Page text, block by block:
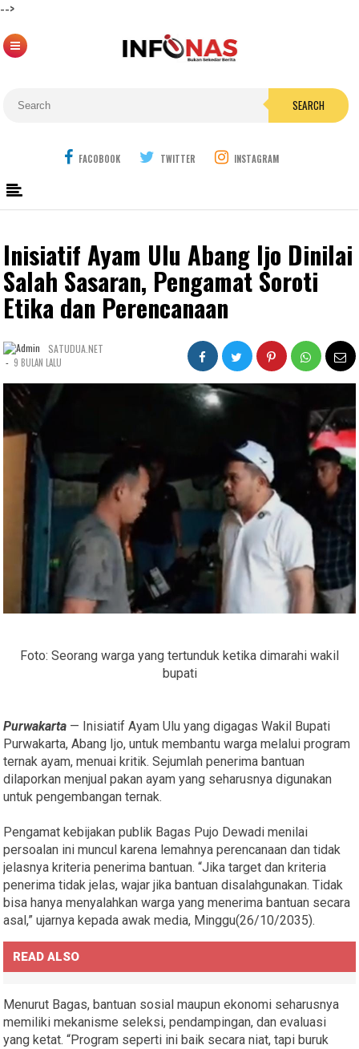
-->
SEARCH
FACOBOOK TWITTER INSTAGRAM
Inisiatif Ayam Ulu Abang Ijo Dinilai
Salah Sasaran, Pengamat Soroti
Etika dan Perencanaan
SATUDUA.NET
- 9 BULAN LALU
Foto: Seorang warga yang tertunduk ketika dimarahi wakil
bupati
Purwakarta — Inisiatif Ayam Ulu yang digagas Wakil Bupati
Purwakarta, Abang Ijo, untuk membantu warga melalui program
ternak ayam, menuai kritik. Sejumlah penerima bantuan
dilaporkan menjual pakan ayam yang seharusnya digunakan
untuk pengembangan ternak.
Pengamat kebijakan publik Bagas Pujo Dewadi menilai
persoalan ini muncul karena lemahnya perencanaan dan tidak
jelasnya kriteria penerima bantuan. “Jika target dan kriteria
penerima tidak jelas, wajar jika bantuan disalahgunakan. Tidak
bisa hanya menyalahkan warga yang menerima bantuan secara
asal,” ujarnya kepada awak media, Minggu(26/10/2035).
READ ALSO
Menurut Bagas, bantuan sosial maupun ekonomi seharusnya
memiliki mekanisme seleksi, pendampingan, dan evaluasi
yang ketat. “Program seperti ini baik secara niat, tapi buruk